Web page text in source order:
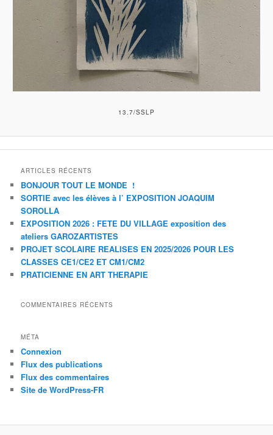
13.7/SSLP
ARTICLES RÉCENTS
BONJOUR TOUT LE MONDE !
SORTIE avec les élèves à l’ EXPOSITION JOAQUIM
SOROLLA
EXPOSITION 2026 : FETE DU VILLAGE exposition des
ateliers GAROZARTISTES
PROJET SCOLAIRE REALISES EN 2025/2026 POUR LES
CLASSES CE1/CE2 ET CM1/CM2
PRATICIENNE EN ART THERAPIE
COMMENTAIRES RÉCENTS
MÉTA
Connexion
Flux des publications
Flux des commentaires
Site de WordPress-FR